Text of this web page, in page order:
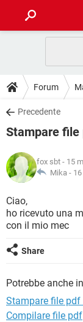
INTRATTENIMENTO
iOS
INSTAGRAM
TIKTOK
HARDWARE
GUIDE
COVID-19
INSTAGRAM
TIKTOK
HARDWARE
DOWNLOAD
COVID-19
INTRATTENIMENTO
iOS
INSTAGRAM
TIKTOK
FORUM
COVID-19
INTRATTENIMENTO
iOS
INSTAGRAM
TIKTOK
GLOSSARIO
COVID-19
INTRATTENIMENTO
INSTAGRAM
TIKTOK
HARDWARE
Forum
Precedente
Stampare file
fox sbt - 15
Mika -
Ciao,
ho ricevuto una
con il mio mec
Share
Potrebbe anche
Stampare file pdf
Compilare file pdf